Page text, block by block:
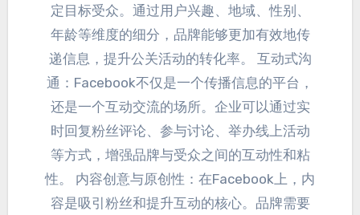
定目标受众。 通过用户兴趣、 地域、性别 、
年龄等维度的细分 ， 品牌能够更加有效地传
递信息 ， 提升公关活动的转化率。 互动式沟
通 ： Facebook不仅是一个传播信息的平台 ，
还是一个互动交流的场所。 企业可以通过实
时回复粉丝评论、 参与讨论、 举办线上活动
等方式， 增强品牌与受众之间的互动性和粘
性。 内容创意与原创性 ： 在Facebook上 ， 内
容是吸引粉丝和提升互动的核心。 品牌需要